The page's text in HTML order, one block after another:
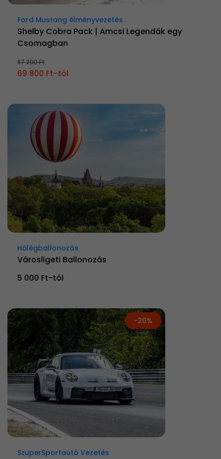
Ford Mustang élményvezetés
Shelby Cobra Pack | Amcsi Legendák egy
Csomagban
87 200 Ft
69 800 Ft-tól
Hőlégballonozás
Városligeti Ballonozás
5 000 Ft-tól
-20%
SzuperSportautó Vezetés